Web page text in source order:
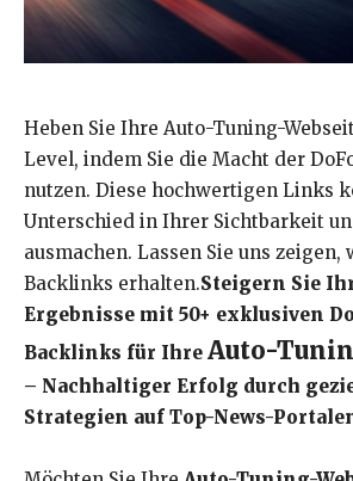
Heben Sie Ihre Auto-Tuning-
Level, indem Sie die Macht der
nutzen. Diese hochwertigen Links
Unterschied in Ihrer Sichtbarkeit
ausmachen. Lassen Sie uns zeigen,
Backlinks erhalten.Steigern Sie
Ergebnisse mit 50+ exklusiven
Backlinks für Ihre Auto-
– Nachhaltiger Erfolg durch
Strategien auf Top-News-